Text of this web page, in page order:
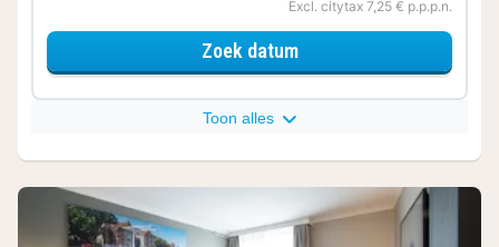
Excl. citytax 7,25 € p.p.p.n.
Zoek datumvoor Klassieke kamer
Toon alles